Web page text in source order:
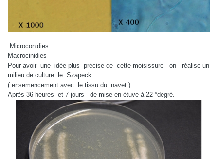
Microconidies
Macrocinidies
Pour avoir une idée plus précise de cette moisissure on réalise un
milieu de culture le Szapeck
( ensemencement avec le tissu du navet ).
Après 36 heures et 7 jours de mise en étuve à 22 °degré.